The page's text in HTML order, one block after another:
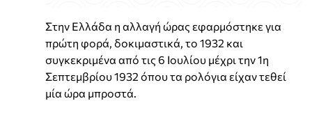
Στην Ελλάδα η αλλαγή ώρας εφαρμόστηκε για
πρώτη φορά, δοκιμαστικά, το 1932 και
συγκεκριμένα από τις 6 Ιουλίου μέχρι την 1η
Σεπτεμβρίου 1932 όπου τα ρολόγια είχαν τεθεί
μία ώρα μπροστά.